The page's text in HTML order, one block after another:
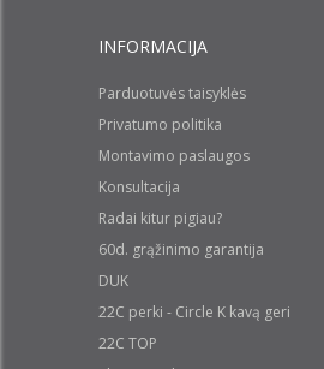
INFORMACIJA
Parduotuvės taisyklės
Privatumo politika
Montavimo paslaugos
Konsultacija
Radai kitur pigiau?
60d. grąžinimo garantija
DUK
22C perki - Circle K kavą geri
22C TOP